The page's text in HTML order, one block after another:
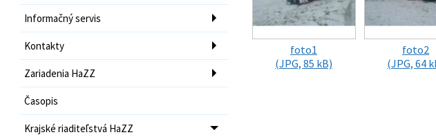
Informačný servis
Kontakty
Zariadenia HaZZ
Časopis
Krajské riaditeľstvá HaZZ
foto1
(JPG, 85 kB)
foto2
(JPG, 64